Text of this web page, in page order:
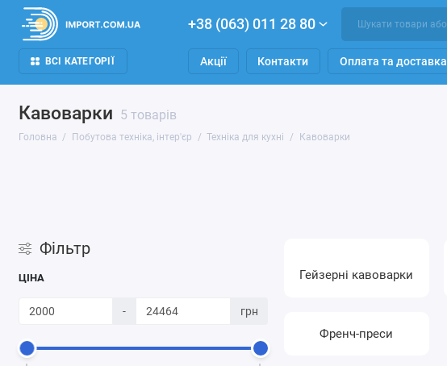
+38 (063) 011 28 80
ВСІ КАТЕГОРІЇ Акції Контакти Оплата та доставка
Кавоварки 5 товарів
Головна Побутова техніка, інтер'єр Техніка для кухні Кавоварки
Фільтр
ЦІНА
- грн
Гейзерні кавоварки
Френч-преси